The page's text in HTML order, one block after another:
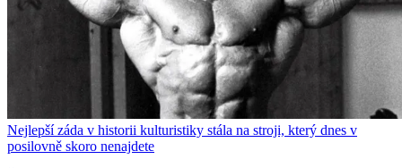
Nejlepší záda v historii kulturistiky stála na stroji, který dnes v
posilovně skoro nenajdete